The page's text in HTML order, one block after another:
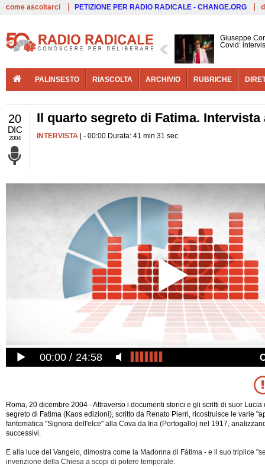
come ascoltarci PETIZIONE PER RADIO RADICALE - CHANGE.ORG
Giuseppe
Covid:
PALINSESTO RIASCOLTA ARCHIVIO RUBRICHE
20
DIC
2004
Il quarto segreto di Fatima. Intervista
INTERVISTA | - 00:00 Durata: 41 min 31 sec
00:00 24:58
Roma, 20 dicembre 2004 - Attraverso i documenti storici e gli scritti di suor Lucia
segreto di Fatima (Kaos edizioni), scritto da Renato Pierri, ricostruisce le varie
fantomatica "Signora dell'elce" alla Cova da Iria (Portogallo) nel 1917,
successivi.
E alla luce del Vangelo, dimostra come la Madonna di Fátima - e il suo triplice
invenzione della Chiesa a scopi di potere temporale.